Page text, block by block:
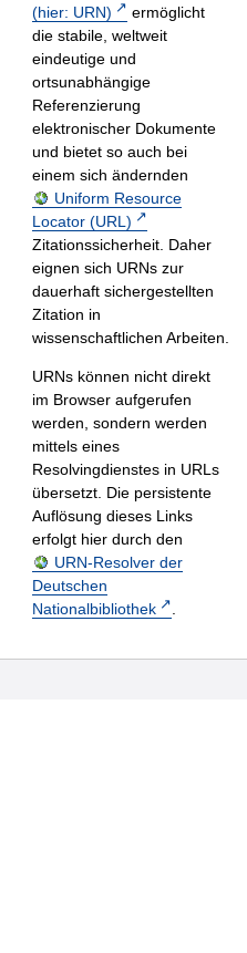
(hier: URN)
ermöglicht
die stabile, weltweit
eindeutige und
ortsunabhängige
Referenzierung
elektronischer Dokumente
und bietet so auch bei
einem sich ändernden
Uniform Resource
Locator (URL)
Zitationssicherheit. Daher
eignen sich URNs zur
dauerhaft sichergestellten
Zitation in
wissenschaftlichen Arbeiten.
URNs können nicht direkt
im Browser aufgerufen
werden, sondern werden
mittels eines
Resolvingdienstes in URLs
übersetzt. Die persistente
Auflösung dieses Links
erfolgt hier durch den
URN-Resolver der
Deutschen
Nationalbibliothek
.